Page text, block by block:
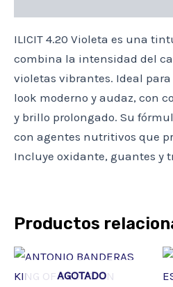
ILICIT 4.20 Violeta es una
combina la intensidad del
violetas vibrantes. Ideal
look moderno y audaz, con
y brillo prolongado. Su
con agentes nutritivos que
Incluye oxidante, guantes y
Productos
AGOTADO